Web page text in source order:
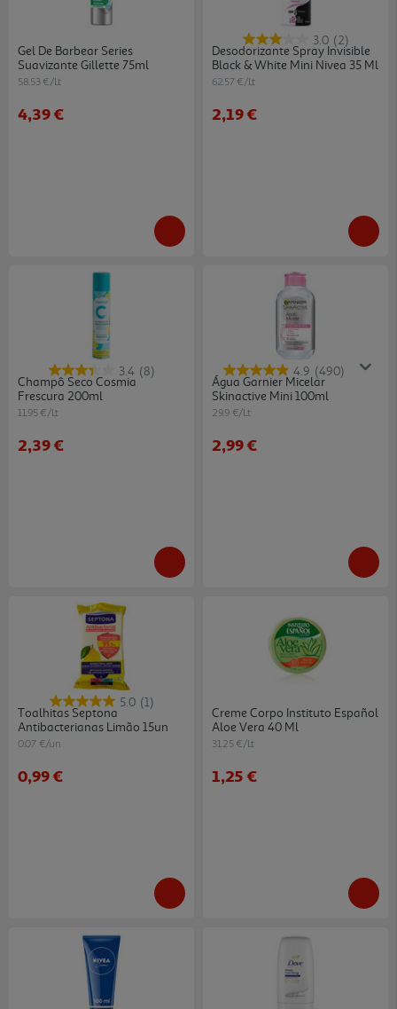
Gel De Barbear Series
Suavizante Gillette 75ml
58.53 €/Lt
4,39 €
3.0 (2)
Desodorizante Spray Invisible
Black & White Mini Nivea 35 Ml
62.57 €/Lt
2,19 €
3.4 (8)
Champô Seco Cosmia
Frescura 200ml
11.95 €/Lt
2,39 €
4.9 (490)
Água Garnier Micelar
Skinactive Mini 100ml
29.9 €/Lt
2,99 €
5.0 (1)
Toalhitas Septona
Antibacterianas Limão 15un
0.07 €/un
0,99 €
Creme Corpo Instituto Español
Aloe Vera 40 Ml
31.25 €/Lt
1,25 €